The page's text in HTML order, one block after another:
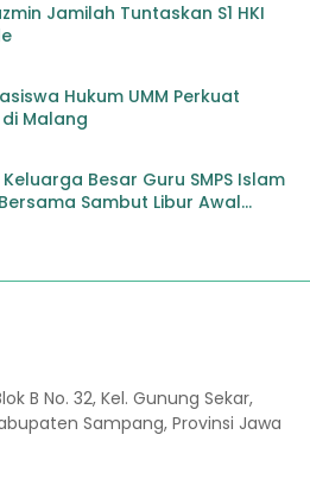
Jamilah Tuntaskan S1 HKI
Hukum UMM Perkuat
Malang
Besar Guru SMPS Islam
Sambut Libur Awal
B No. 32, Kel. Gunung Sekar,
Sampang, Provinsi Jawa